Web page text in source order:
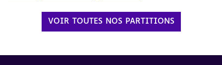
VOIR TOUTES NOS PARTITIONS